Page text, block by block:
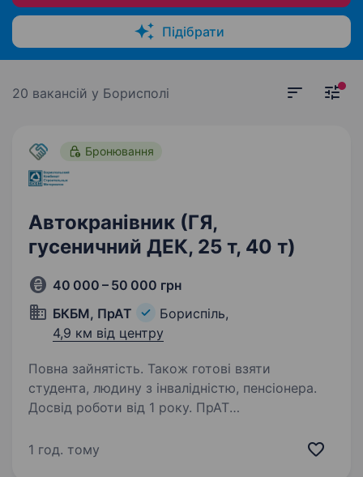
Підібрати
20 вакансій у Борисполі
Бронювання
Автокранівник (ГЯ,
гусеничний ДЕК, 25 т, 40 т)
40 000 – 50 000 грн
БКБМ, ПрАТ
Бориспіль,
4,9 км від центру
Повна зайнятість. Також готові взяти
студента, людину з інвалідністю, пенсіонера.
Досвід роботи від 1 року. ПрАТ
матеріалів» має 60-річну історію у галузі
1 год. тому